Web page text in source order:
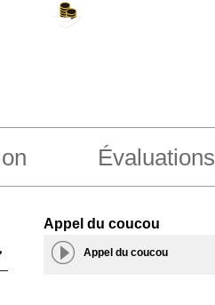
Évaluations
Appel du coucou
Appel du coucou